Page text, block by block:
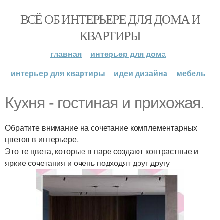
ВСЁ ОБ ИНТЕРЬЕРЕ ДЛЯ ДОМА И
КВАРТИРЫ
главная
интерьер для дома
интерьер для квартиры
идеи дизайна мебель
Кухня - гостиная и прихожая.
Обратите внимание на сочетание комплементарных
цветов в интерьере.
Это те цвета, которые в паре создают контрастные и
яркие сочетания и очень подходят друг другу